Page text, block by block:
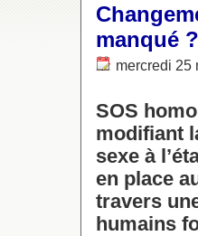
manqué ?
mercredi 25
SOS
modifiant
sexe à
en place
travers
humains